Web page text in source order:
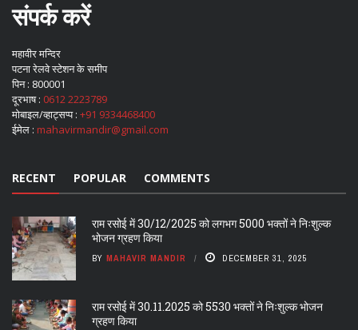
संपर्क करें
महावीर मन्दिर
पटना रेलवे स्टेशन के समीप
पिन : 800001
दूरभाष : 0612 2223789
मोबाइल/व्हाट्सप्प : +91 9334468400
ईमेल : mahavirmandir@gmail.com
RECENT POPULAR COMMENTS
राम रसोई में 30/12/2025 को लगभग 5000 भक्तों ने निःशुल्क
भोजन ग्रहण किया
BY MAHAVIR MANDIR DECEMBER 31, 2025
राम रसोई में 30.11.2025 को 5530 भक्तों ने निःशुल्क भोजन
ग्रहण किया